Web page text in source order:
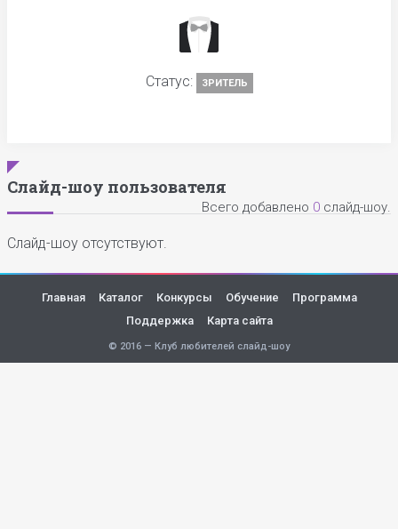
Статус: ЗРИТЕЛЬ
Слайд-шоу пользователя
Всего добавлено 0 слайд-шоу.
Слайд-шоу отсутствуют.
Главная Каталог Конкурсы Обучение
Программа
Поддержка
Карта сайта
© 2016 — Клуб любителей слайд-шоу